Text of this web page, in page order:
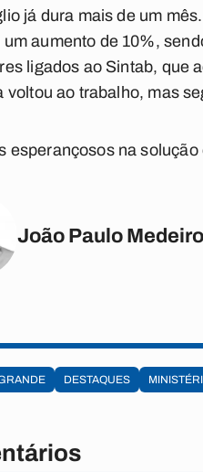
já dura mais de um
aumento de 10%,
ligados ao Sintab, que
voltou ao trabalho, mas
esperançosos na
João Paulo
DESTAQUES